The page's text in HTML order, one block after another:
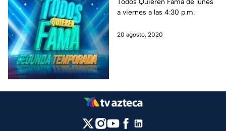
a viernes a las 4:30 p.m.
20 agosto, 2020